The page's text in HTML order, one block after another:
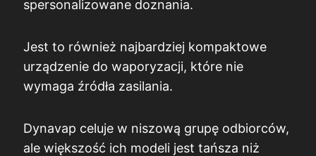
spersonalizowane doznania.
Jest to również najbardziej kompaktowe
urządzenie do waporyzacji, które nie
wymaga źródła zasilania.
Dynavap celuje w niszową grupę odbiorców,
ale większość ich modeli jest tańsza niż